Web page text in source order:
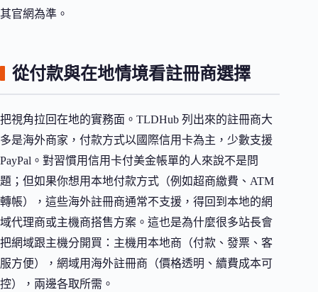
其官網為準。
從付款與在地情境看註冊商選擇
把視角拉回在地的實務面。TLDHub 列出來的註冊商大
多是海外商家，付款方式以國際信用卡為主，少數支援
PayPal。對習慣用信用卡付美金帳單的人來說不是問
題；但如果你想用本地付款方式（例如超商繳費、ATM
轉帳），這些海外註冊商通常不支援，得回到本地的網
域代理商或主機商搭售方案。這也是為什麼很多站長會
把網域跟主機分開買：主機用本地商（付款、發票、客
服方便），網域用海外註冊商（價格透明、續費成本可
控），兩邊各取所需。